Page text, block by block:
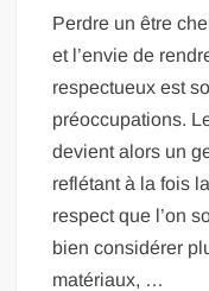
Perdre un être
et l’envie de
respectueux est
préoccupations.
devient alors un
reflétant à la fois
respect que l’on
bien considérer
matériaux, …